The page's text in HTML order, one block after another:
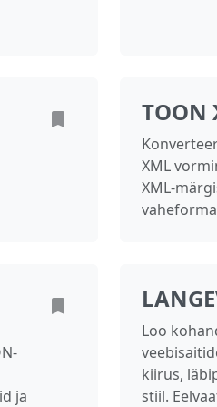
TOON
XML
XML-
ja
Loo
kiirus,
stiil.